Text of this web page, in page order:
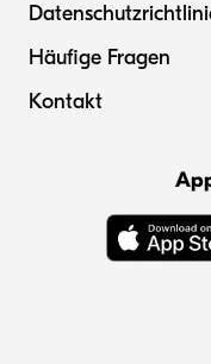
Häufige Fragen
Kontakt